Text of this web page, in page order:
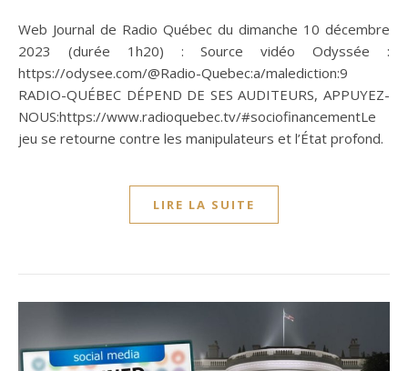
Web Journal de Radio Québec du dimanche 10 décembre
2023 (durée 1h20) : Source vidéo Odyssée :
https://odysee.com/@Radio-Quebec:a/malediction:9
RADIO-QUÉBEC DÉPEND DE SES AUDITEURS, APPUYEZ-
NOUS:https://www.radioquebec.tv/#sociofinancementLe
jeu se retourne contre les manipulateurs et l’État profond.
LIRE LA SUITE